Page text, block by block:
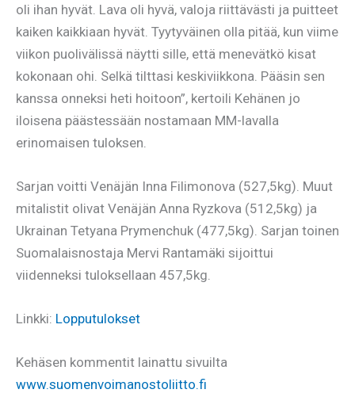
oli ihan hyvät. Lava oli hyvä, valoja riittävästi ja puitteet
kaiken kaikkiaan hyvät. Tyytyväinen olla pitää, kun viime
viikon puolivälissä näytti sille, että menevätkö kisat
kokonaan ohi. Selkä tilttasi keskiviikkona. Pääsin sen
kanssa onneksi heti hoitoon”, kertoili Kehänen jo
iloisena päästessään nostamaan MM-lavalla
erinomaisen tuloksen.
Sarjan voitti Venäjän Inna Filimonova (527,5kg). Muut
mitalistit olivat Venäjän Anna Ryzkova (512,5kg) ja
Ukrainan Tetyana Prymenchuk (477,5kg). Sarjan toinen
Suomalaisnostaja Mervi Rantamäki sijoittui
viidenneksi tuloksellaan 457,5kg.
Linkki: Lopputulokset
Kehäsen kommentit lainattu sivuilta
www.suomenvoimanostoliitto.fi